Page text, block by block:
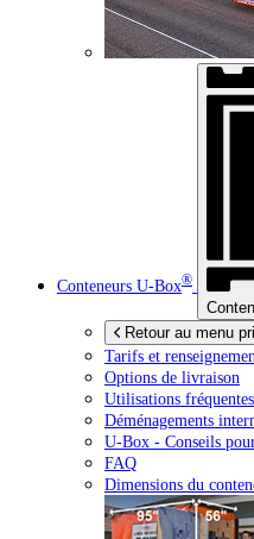
Conteneurs U-Box®
Retour au menu
Tarifs et
Options de livraison
Utilisations fréquentes
Déménagements
U-Box - Conseils
FAQ
Dimensions du